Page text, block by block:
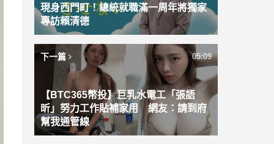
現身西門町！總統就職滿一周年將獨家
專訪賴清德
下一篇
【BTC365幣投】巨乳水電工「張語
昕」努力工作貼補家用 網友：請到府
幫我通管線
05:09